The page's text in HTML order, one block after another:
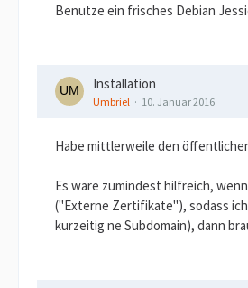
Benutze ein frisches Debian
Installation
Umbriel 10. Januar 2016
Habe mittlerweile den
Es wäre zumindest hilfreich,
("Externe Zertifikate"), sodass ich
kurzeitig ne Subdomain), dann